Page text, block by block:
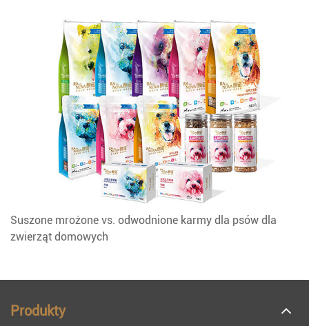
Suszone mrożone vs. odwodnione karmy dla psów dla
zwierząt domowych
Produkty